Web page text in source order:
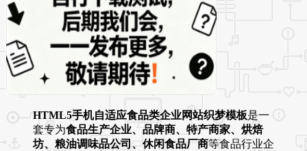
HTML5手机自适应食品类企业网站织梦模板是一
套专为食品生产企业、品牌商、特产商家、烘焙
坊、粮油调味品公司、休闲食品厂商等食品行业企